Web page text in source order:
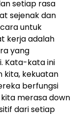
setiap rasa
sejenak dan
untuk
kerja adalah
yang
Kata-kata ini
kita, kekuatan
berfungsi
merasa down
dari setiap